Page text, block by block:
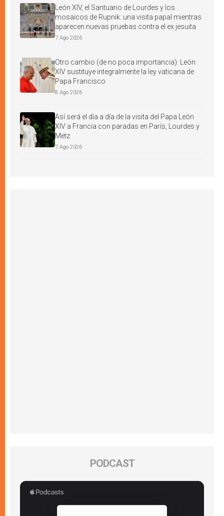
León XIV, el Santuario de Lourdes y los
mosaicos de Rupnik: una visita papal mientras
aparecen nuevas pruebas contra el ex jesuita
7 Ago 2026
Otro cambio (de no poca importancia): León
XIV sustituye integralmente la ley vaticana de
Papa Francisco
8 Ago 2026
Así será el día a día de la visita del Papa León
XIV a Francia con paradas en París, Lourdes y
Metz
7 Ago 2026
PODCAST